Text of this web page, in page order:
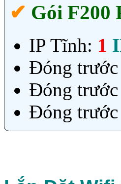
✔‎ Gói F200
IP Tĩnh: 1
Đóng trước
Đóng trước
Đóng trước